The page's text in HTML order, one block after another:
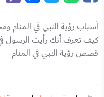
أسباب رؤية النبي في المنام
كيف تعرف أنك رأيت الرسول
قصص رؤية النبي في المنام